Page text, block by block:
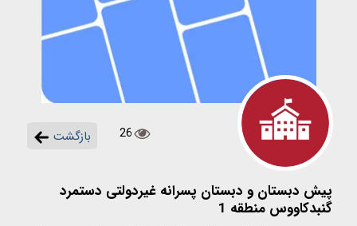
بازگشت 26
پیش دبستان و دبستان پسرانه غیردولتی دستمرد
گنبدکاووس منطقه 1